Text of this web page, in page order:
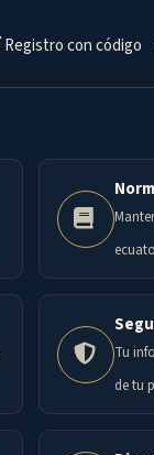
Registro con código
Tu
de tu